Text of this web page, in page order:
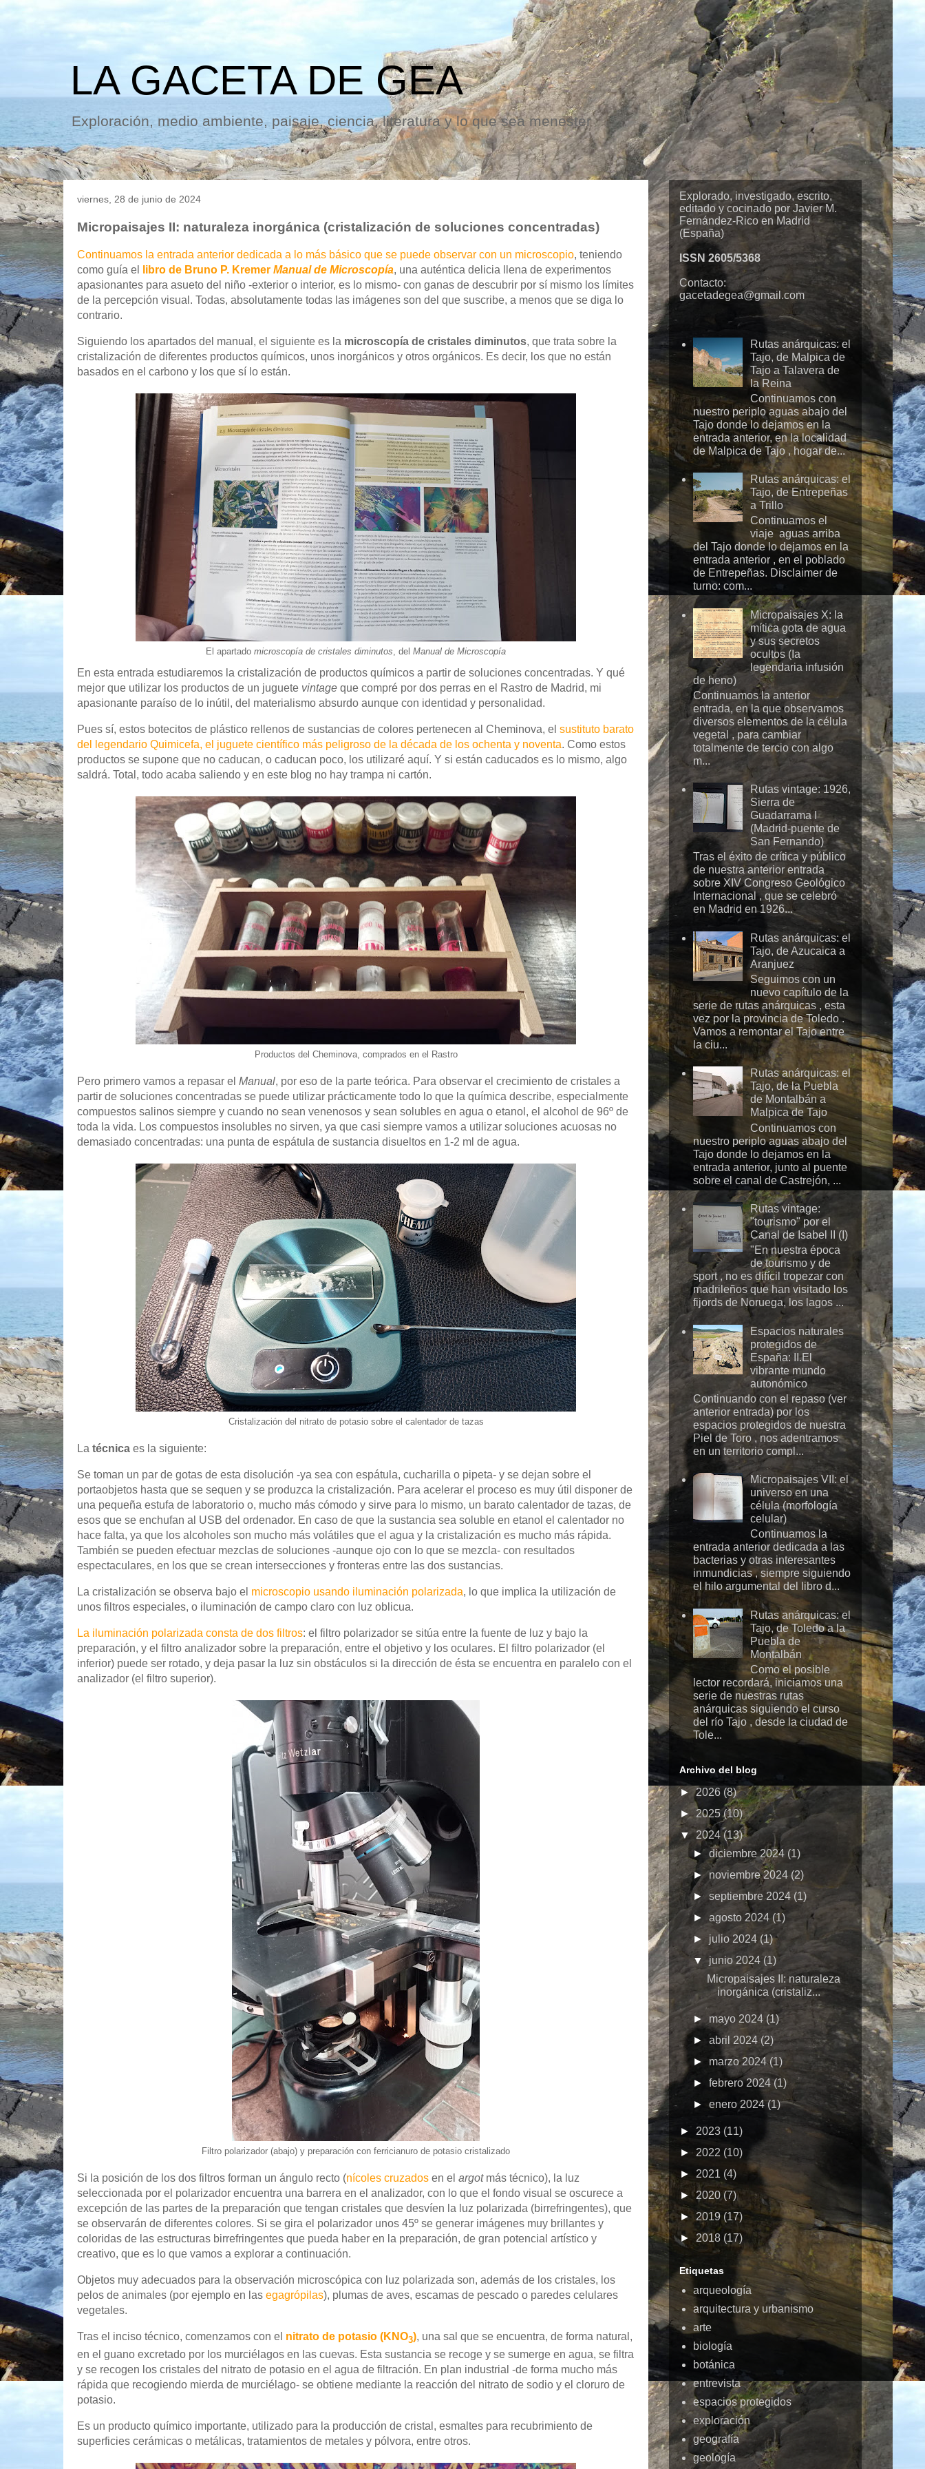
LA GACETA DE GEA
Exploración, medio ambiente, paisaje, ciencia, literatura y lo que sea menester
viernes, 28 de junio de 2024
Micropaisajes II: naturaleza inorgánica (cristalización de soluciones concentradas)
Continuamos la entrada anterior dedicada a lo más básico que se puede observar con un microscopio, teniendo
como guía el
libro de Bruno P. Kremer Manual de Microscopía, una auténtica delicia llena de experimentos
apasionantes para asueto del niño -exterior o interior, es lo mismo- con ganas de descubrir por sí mismo los límites
de la percepción visual. Todas, absolutamente todas las imágenes son del que suscribe, a menos que se diga lo
contrario.
Siguiendo los apartados del manual, el siguiente es la microscopía de cristales diminutos, que trata sobre la
cristalización de diferentes productos químicos, unos inorgánicos y otros orgánicos. Es decir, los que no están
basados en el carbono y los que sí lo están.
El apartado microscopía de cristales diminutos, del Manual de Microscopía
En esta entrada estudiaremos la cristalización de productos químicos a partir de soluciones concentradas. Y qué
mejor que utilizar los productos de un juguete vintage que compré por dos perras en el Rastro de Madrid, mi
apasionante paraíso de lo inútil, del materialismo absurdo aunque con identidad y personalidad.
Pues sí, estos botecitos de plástico rellenos de sustancias de colores pertenecen al Cheminova, el sustituto barato
del legendario Quimicefa, el juguete científico más peligroso de la década de los ochenta y noventa. Como estos
productos se supone que no caducan, o caducan poco, los utilizaré aquí. Y si están caducados es lo mismo, algo
saldrá. Total, todo acaba saliendo y en este blog no hay trampa ni cartón.
Productos del Cheminova, comprados en el Rastro
Pero primero vamos a repasar el Manual, por eso de la parte teórica. Para observar el crecimiento de cristales a
partir de soluciones concentradas se puede utilizar prácticamente todo lo que la química describe, especialmente
compuestos salinos siempre y cuando no sean venenosos y sean solubles en agua o etanol, el alcohol de 96º de
toda la vida. Los compuestos insolubles no sirven, ya que casi siempre vamos a utilizar soluciones acuosas no
demasiado concentradas: una punta de espátula de sustancia disueltos en 1-2 ml de agua.
Cristalización del nitrato de potasio sobre el calentador de tazas
La técnica es la siguiente:
Se toman un par de gotas de esta disolución -ya sea con espátula, cucharilla o pipeta- y se dejan sobre el
portaobjetos hasta que se sequen y se produzca la cristalización. Para acelerar el proceso es muy útil disponer de
una pequeña estufa de laboratorio o, mucho más cómodo y sirve para lo mismo, un barato calentador de tazas, de
esos que se enchufan al USB del ordenador. En caso de que la sustancia sea soluble en etanol el calentador no
hace falta, ya que los alcoholes son mucho más volátiles que el agua y la cristalización es mucho más rápida.
También se pueden efectuar mezclas de soluciones -aunque ojo con lo que se mezcla- con resultados
espectaculares, en los que se crean intersecciones y fronteras entre las dos sustancias.
La cristalización se observa bajo el microscopio usando iluminación polarizada, lo que implica la utilización de
unos filtros especiales, o iluminación de campo claro con luz oblicua.
La iluminación polarizada consta de dos filtros: el filtro polarizador se sitúa entre la fuente de luz y bajo la
preparación, y el filtro analizador sobre la preparación, entre el objetivo y los oculares. El filtro polarizador (el
inferior) puede ser rotado, y deja pasar la luz sin obstáculos si la dirección de ésta se encuentra en paralelo con el
analizador (el filtro superior).
Filtro polarizador (abajo) y preparación con ferricianuro de potasio cristalizado
Si la posición de los dos filtros forman un ángulo recto (nícoles cruzados en el argotmás técnico), la luz
seleccionada por el polarizador encuentra una barrera en el analizador, con lo que el fondo visual se oscurece a
excepción de las partes de la preparación que tengan cristales que desvíen la luz polarizada (birrefringentes), que
se observarán de diferentes colores. Si se gira el polarizador unos 45º se generar imágenes muy brillantes y
coloridas de las estructuras birrefringentes que pueda haber en la preparación, de gran potencial artístico y
creativo, que es lo que vamos a explorar a continuación.
Objetos muy adecuados para la observación microscópica con luz polarizada son, además de los cristales, los
pelos de animales (por ejemplo en las egagrópilas), plumas de aves, escamas de pescado o paredes celulares
vegetales.
Tras el inciso técnico, comenzamos con el nitrato de potasio (KNO3), una sal que se encuentra, de forma natural,
en el guano excretado por los murciélagos en las cuevas. Esta sustancia se recoge y se sumerge en agua, se filtra
y se recogen los cristales del nitrato de potasio en el agua de filtración. En plan industrial -de forma mucho más
rápida que recogiendo mierda de murciélago- se obtiene mediante la reacción del nitrato de sodio y el cloruro de
potasio.
Es un producto químico importante, utilizado para la producción de cristal, esmaltes para recubrimiento de
superficies cerámicas o metálicas, tratamientos de metales y pólvora, entre otros.
Explorado, investigado, escrito,
editado y cocinado por Javier M.
Fernández-Rico en Madrid
(España)
ISSN 2605/5368
Contacto:
gacetadegea@gmail.com
Rutas anárquicas: el
Tajo, de Malpica de
Tajo a Talavera de
la Reina
Continuamos con
nuestro periplo aguas abajo del
Tajo donde lo dejamos en la
entrada anterior, en la localidad
de Malpica de Tajo , hogar de...
Rutas anárquicas: el
Tajo, de Entrepeñas
a Trillo
Continuamos el
viaje aguas arriba
del Tajo donde lo dejamos en la
entrada anterior , en el poblado
de Entrepeñas. Disclaimer de
turno: com...
Micropaisajes X: la
mítica gota de agua
y sus secretos
ocultos (Ia
legendaria infusión
de heno)
Continuamos la anterior
entrada, en la que observamos
diversos elementos de la célula
vegetal , para cambiar
totalmente de tercio con algo
m...
Rutas vintage: 1926,
Sierra de
Guadarrama I
(Madrid-puente de
San Fernando)
Tras el éxito de crítica y público
de nuestra anterior entrada
sobre XIV Congreso Geológico
Internacional , que se celebró
en Madrid en 1926...
Rutas anárquicas: el
Tajo, de Azucaica a
Aranjuez
Seguimos con un
nuevo capítulo de la
serie de rutas anárquicas , esta
vez por la provincia de Toledo .
Vamos a remontar el Tajo entre
la ciu...
Rutas anárquicas: el
Tajo, de la Puebla
de Montalbán a
Malpica de Tajo
Continuamos con
nuestro periplo aguas abajo del
Tajo donde lo dejamos en la
entrada anterior, junto al puente
sobre el canal de Castrejón, ...
Rutas vintage:
"tourismo" por el
Canal de Isabel II (I)
"En nuestra época
de tourismo y de
sport , no es difícil tropezar con
madrileños que han visitado los
fijords de Noruega, los lagos ...
Espacios naturales
protegidos de
España: II.El
vibrante mundo
autonómico
Continuando con el repaso (ver
anterior entrada) por los
espacios protegidos de nuestra
Piel de Toro , nos adentramos
en un territorio compl...
Micropaisajes VII: el
universo en una
célula (morfología
celular)
Continuamos la
entrada anterior dedicada a las
bacterias y otras interesantes
inmundicias , siempre siguiendo
el hilo argumental del libro d...
Rutas anárquicas: el
Tajo, de Toledo a la
Puebla de
Montalbán
Como el posible
lector recordará, iniciamos una
serie de nuestras rutas
anárquicas siguiendo el curso
del río Tajo , desde la ciudad de
Tole...
Archivo del blog
►2026 (8)
► 2025(10)
▼2024(13)
►diciembre 2024 (1)
►noviembre 2024 (2)
►septiembre 2024 (1)
►agosto 2024 (1)
► julio 2024 (1)
▼junio 2024 (1)
Micropaisajes II: naturaleza
inorgánica (cristaliz...
► mayo 2024(1)
►abril 2024 (2)
► marzo 2024(1)
►febrero 2024(1)
►enero 2024(1)
► 2023 (11)
► 2022 (10)
► 2021 (4)
►2020(7)
►2019 (17)
► 2018 (17)
Etiquetas
arqueología
arquitectura y urbanismo
arte
biología
botánica
entrevista
espacios protegidos
exploración
geografía
geología